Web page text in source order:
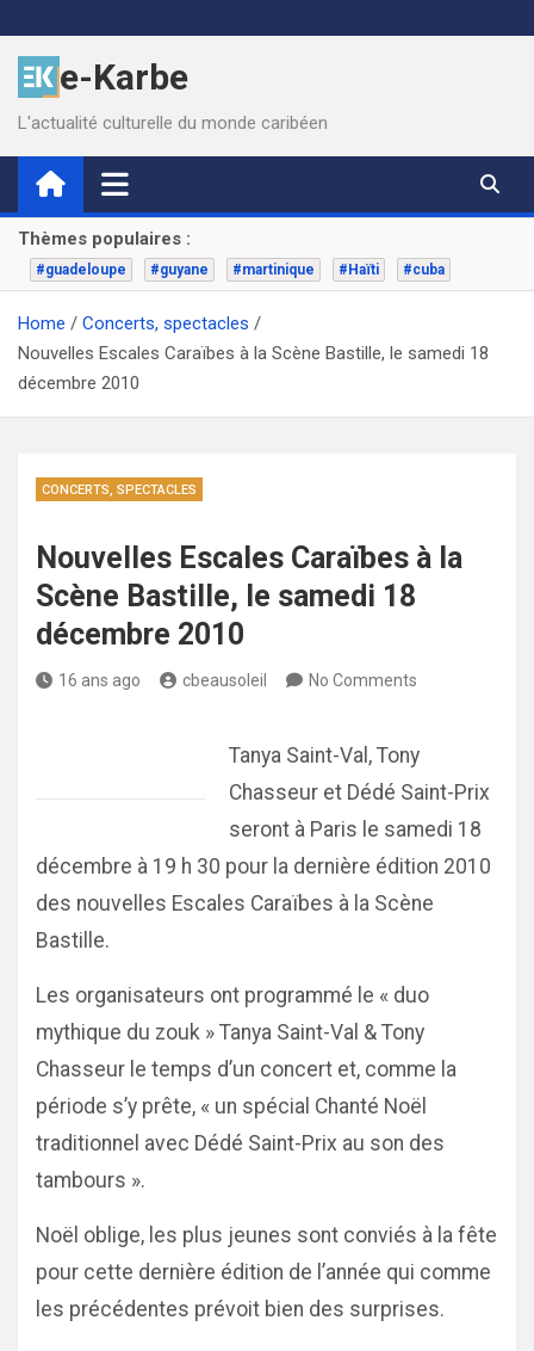
to
contente-Karbe
L'actualité culturelle du monde caribéen
Thèmes populaires :
#guadeloupe #guyane #martinique #Haïti #cuba
Home
Concerts, spectacles
Nouvelles Escales Caraïbes à la Scène Bastille, le samedi 18
décembre 2010
CONCERTS, SPECTACLES
Nouvelles Escales Caraïbes à la
Scène Bastille, le samedi 18
décembre 2010
16 ans ago cbeausoleil No Comments
Tanya Saint-Val, Tony
Chasseur et Dédé Saint-Prix
seront à Paris le samedi 18
décembre à 19 h 30 pour la dernière édition 2010
des nouvelles Escales Caraïbes à la Scène
Bastille.
Les organisateurs ont programmé le « duo
mythique du zouk » Tanya Saint-Val & Tony
Chasseur le temps d’un concert et, comme la
période s’y prête, « un spécial Chanté Noël
traditionnel avec Dédé Saint-Prix au son des
tambours ».
Noël oblige, les plus jeunes sont conviés à la fête
pour cette dernière édition de l’année qui comme
les précédentes prévoit bien des surprises.